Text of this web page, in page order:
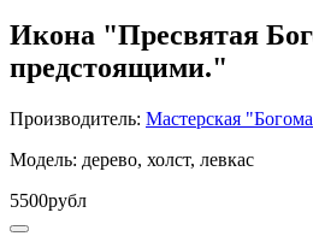
Икона "Пресвятая
предстоящими."
Производитель: Мастерская
Модель: дерево, холст, левкас
5500рубл